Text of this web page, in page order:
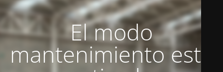
El modo
mantenimiento está